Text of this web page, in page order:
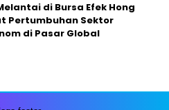
di Bursa Efek Hong
Pertumbuhan Sektor
di Pasar Global